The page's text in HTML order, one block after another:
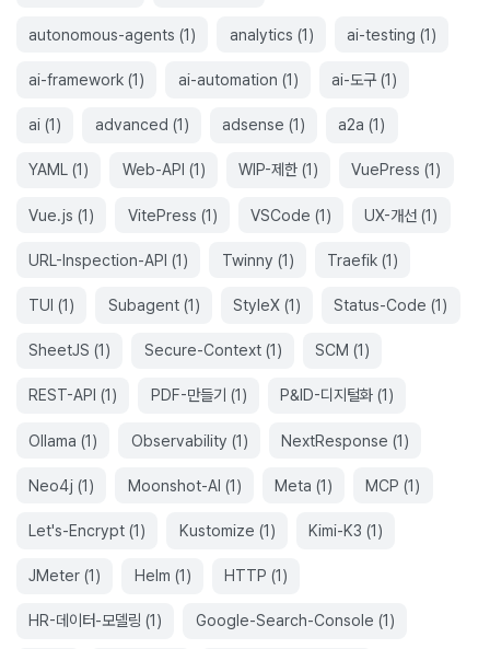
autonomous-agents (1) analytics (1) ai-testing (1)
ai-framework (1) ai-automation (1) ai-도구(1)
ai (1) advanced (1) adsense (1) a2a (1)
YAML (1) Web-API (1) WIP-제한(1) VuePress (1)
Vue.js (1) VitePress (1) VSCode (1) UX-개선 (1)
URL-Inspection-API (1) Twinny (1) Traefik(1)
TUI (1) Subagent(1) StyleX(1) Status-Code (1)
SheetJS (1) Secure-Context(1) SCM (1)
REST-API (1) PDF-만들기 (1) P&ID-디지털화(1)
Ollama (1) Observability (1) NextResponse (1)
Neo4j (1) Moonshot-AI (1) Meta (1) MCP (1)
Let's-Encrypt (1) Kustomize (1) Kimi-K3 (1)
JMeter (1) Helm (1) HTTP (1)
HR-데이터-모델링 (1) Google-Search-Console (1)